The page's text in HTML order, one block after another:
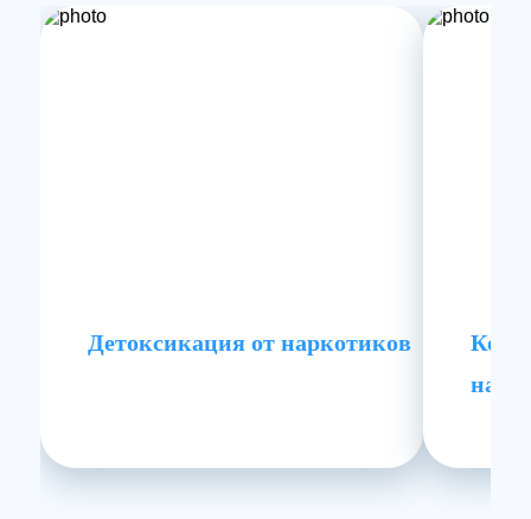
Детоксикация от наркотиков